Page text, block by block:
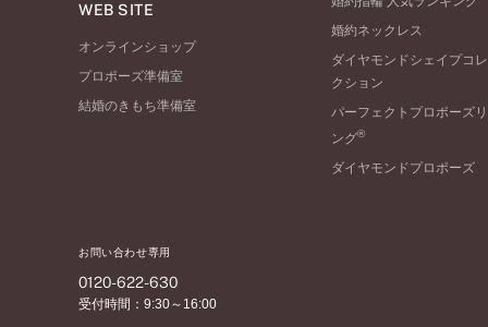
WEB SITE
オンラインショップ
プロポーズ準備室
結婚のきもち準備室
お問い合わせ専用
0120-622-630
受付時間：9:30～16:00
エレガント
ゴージャス
20万円台～
10万円台～
婚約ネックレス
ダイヤモンドシェイプコレ
クション
パーフェクトプロポーズリ
ング®
ダイヤモンドプロポーズ